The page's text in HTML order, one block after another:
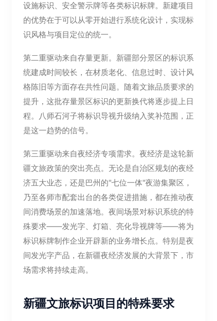
设施标识、安全警示牌等各类标识标牌。新建项目
的优势在于可以从零开始进行系统化设计，实现标
识风格与项目定位的统一。
第二重驱动来自存量更新。新疆部分景区的标识系
统建成时间较长，在材质老化、信息过时、设计风
格陈旧等方面存在共性问题。随着文旅品质要求的
提升，这批存量景区标识的更新换代将逐步提上日
程。八师石河子将标识导视升级纳入奖补范围，正
是这一趋势的信号。
第三重驱动来自夜经济专项需求。夜经济是这轮新
疆文旅政策的突出亮点。无论是自治区规划的夜经
济五大业态，还是巴州的"七位一体"夜游集聚区，
乃至各师市配套出台的各类促进措施，都在推动夜
间消费场景的加速落地。夜间场景对标识系统的特
殊要求——发光字、灯箱、亮化导视牌等——将为
标识标牌制作企业开辟新的业务增长点。特别是夜
间发光字产品，在新疆夜经济发展的大背景下，市
场需求将持续走高。
新疆文旅标识项目的特殊要求